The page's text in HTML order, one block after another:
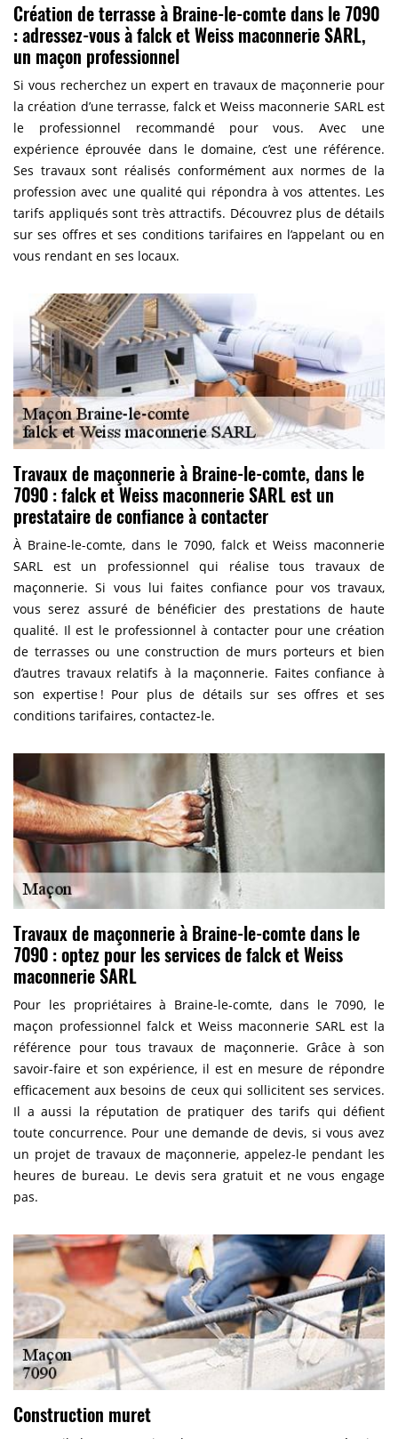
Création de terrasse à Braine-le-comte dans le 7090
: adressez-vous à falck et Weiss maconnerie SARL,
un maçon professionnel
Si vous recherchez un expert en travaux de maçonnerie pour
la création d’une terrasse, falck et Weiss maconnerie SARL est
le professionnel recommandé pour vous. Avec une
expérience éprouvée dans le domaine, c’est une référence.
Ses travaux sont réalisés conformément aux normes de la
profession avec une qualité qui répondra à vos attentes. Les
tarifs appliqués sont très attractifs. Découvrez plus de détails
sur ses offres et ses conditions tarifaires en l’appelant ou en
vous rendant en ses locaux.
Travaux de maçonnerie à Braine-le-comte, dans le
7090 : falck et Weiss maconnerie SARL est un
prestataire de confiance à contacter
À Braine-le-comte, dans le 7090, falck et Weiss maconnerie
SARL est un professionnel qui réalise tous travaux de
maçonnerie. Si vous lui faites confiance pour vos travaux,
vous serez assuré de bénéficier des prestations de haute
qualité. Il est le professionnel à contacter pour une création
de terrasses ou une construction de murs porteurs et bien
d’autres travaux relatifs à la maçonnerie. Faites confiance à
son expertise ! Pour plus de détails sur ses offres et ses
conditions tarifaires, contactez-le.
Travaux de maçonnerie à Braine-le-comte dans le
7090 : optez pour les services de falck et Weiss
maconnerie SARL
Pour les propriétaires à Braine-le-comte, dans le 7090, le
maçon professionnel falck et Weiss maconnerie SARL est la
référence pour tous travaux de maçonnerie. Grâce à son
savoir-faire et son expérience, il est en mesure de répondre
efficacement aux besoins de ceux qui sollicitent ses services.
Il a aussi la réputation de pratiquer des tarifs qui défient
toute concurrence. Pour une demande de devis, si vous avez
un projet de travaux de maçonnerie, appelez-le pendant les
heures de bureau. Le devis sera gratuit et ne vous engage
pas.
Construction muret